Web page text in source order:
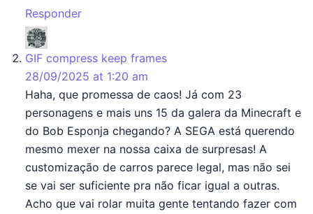
Responder
GIF compress keep framessays:
28/09/2025 at 1:20 am
Haha, que promessa de caos! Já com 23
personagens e mais uns 15 da galera da Minecraft e
do Bob Esponja chegando? A SEGA está querendo
mesmo mexer na nossa caixa de surpresas! A
customização de carros parece legal, mas não sei
se vai ser suficiente pra não ficar igual a outras.
Acho que vai rolar muita gente tentando fazer com